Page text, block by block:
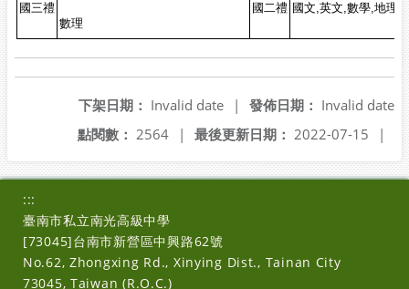
國三禮
國二禮 國文,英文,數學,地理,
數理
發佈日期： Invalid date
下架日期： Invalid date
|
最後更新日期： 2022-07-15 |
點閱數： 2564 |
:::
臺南市私立南光高級中學
[73045]台南市新營區中興路62號
No.62, Zhongxing Rd., Xinying Dist., Tainan City
73045, Taiwan (R.O.C.)